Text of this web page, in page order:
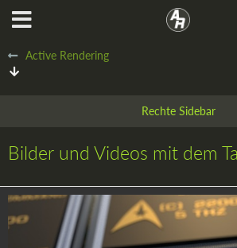
Active Rendering
Bilder und Videos mit dem